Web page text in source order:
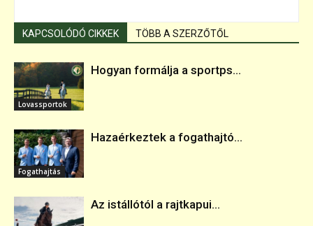
KAPCSOLÓDÓ CIKKEK TÖBB A SZERZŐTŐL
Lovassportok
Hogyan formálja a sportps...
Fogathajtás
Hazaérkeztek a fogathajtó...
Az istállótól a rajtkapui...